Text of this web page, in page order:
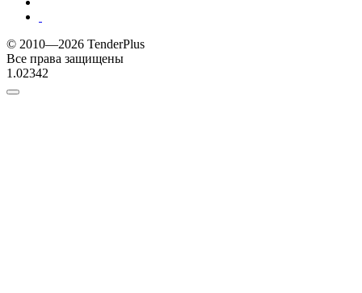
© 2010—2026 TenderPlus
Все права защищены
1.02342